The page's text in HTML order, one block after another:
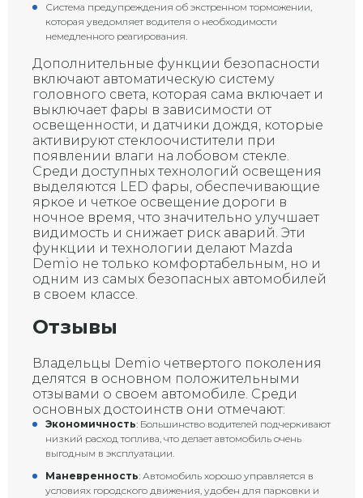
Система предупреждения об экстренном торможении,
которая уведомляет водителя о необходимости
немедленного реагирования.
Дополнительные функции безопасности
включают автоматическую систему
головного света, которая сама включает и
выключает фары в зависимости от
освещенности, и датчики дождя, которые
активируют стеклоочистители при
появлении влаги на лобовом стекле.
Среди доступных технологий освещения
выделяются LED фары, обеспечивающие
яркое и четкое освещение дороги в
ночное время, что значительно улучшает
видимость и снижает риск аварий. Эти
функции и технологии делают Mazda
Demio не только комфортабельным, но и
одним из самых безопасных автомобилей
в своем классе.
Отзывы
Владельцы Demio четвертого поколения
делятся в основном положительными
отзывами о своем автомобиле. Среди
основных достоинств они отмечают:
Экономичность: Большинство водителей подчеркивают
низкий расход топлива, что делает автомобиль очень
выгодным в эксплуатации.
Маневренность: Автомобиль хорошо управляется в
условиях городского движения, удобен для парковки и